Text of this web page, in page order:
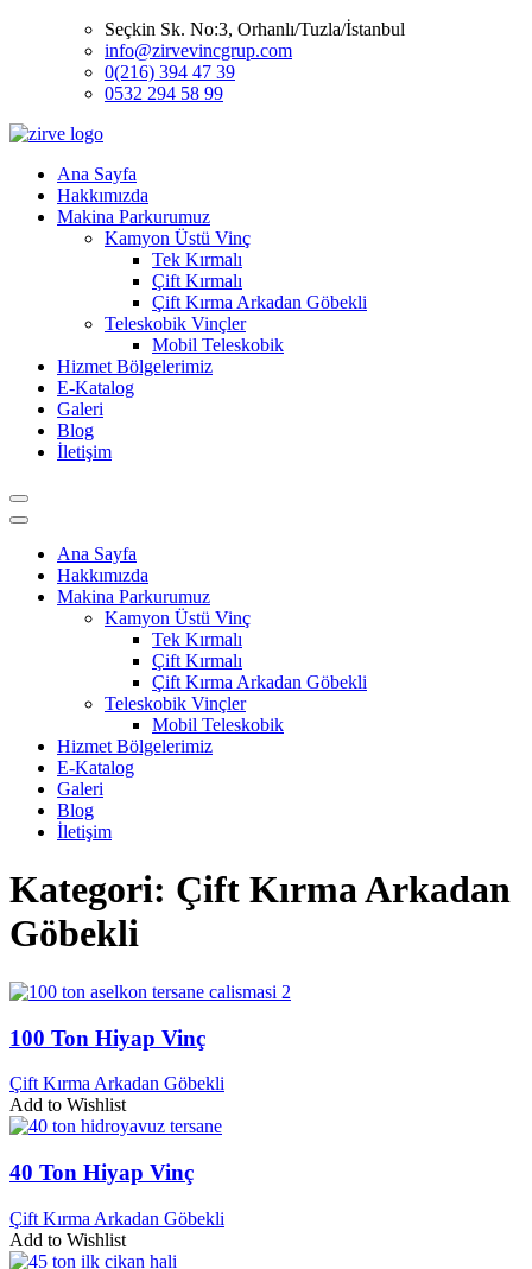
Seçkin Sk. No:3, Orhanlı/Tuzla/İstanbul
info@zirvevincgrup.com
0(216) 394 47 39
0532 294 58 99
Ana Sayfa
Hakkımızda
Makina Parkurumuz
Kamyon Üstü Vinç
Tek Kırmalı
Çift Kırmalı
Çift Kırma Arkadan Göbekli
Teleskobik Vinçler
Mobil Teleskobik
Hizmet Bölgelerimiz
E-Katalog
Galeri
Blog
İletişim
Ana Sayfa
Hakkımızda
Makina Parkurumuz
Kamyon Üstü Vinç
Tek Kırmalı
Çift Kırmalı
Çift Kırma Arkadan Göbekli
Teleskobik Vinçler
Mobil Teleskobik
Hizmet Bölgelerimiz
E-Katalog
Galeri
Blog
İletişim
Kategori: Çift Kırma Arkadan
Göbekli
100 Ton Hiyap Vinç
Çift Kırma Arkadan Göbekli
Add to Wishlist
40 Ton Hiyap Vinç
Çift Kırma Arkadan Göbekli
Add to Wishlist